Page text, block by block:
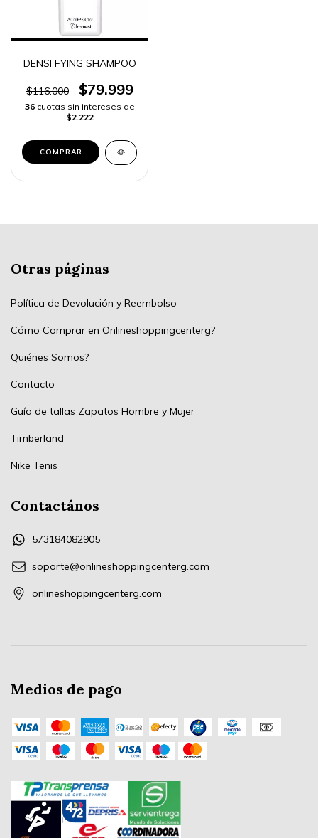
DENSI FYING SHAMPOO
$116.000 $79.999
36 cuotas sin intereses de
$2.222
COMPRAR
Otras páginas
Política de Devolución y Reembolso
Cómo Comprar en Onlineshoppingcenterg?
Quiénes Somos?
Contacto
Guía de tallas Zapatos Hombre y Mujer
Timberland
Nike Tenis
Contactános
573184082905
soporte@onlineshoppingcenterg.com
onlineshoppingcenterg.com
Medios de pago